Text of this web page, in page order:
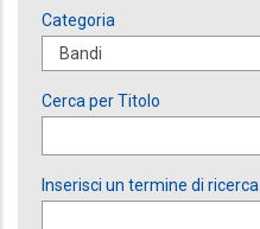
Categoria
Cerca per Titolo
Inserisci un termine di ricerca